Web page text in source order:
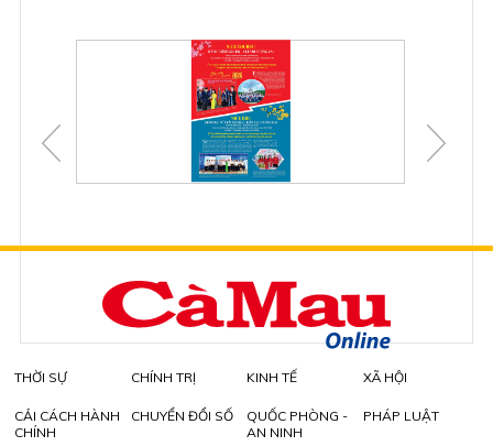
THỜI SỰ CHÍNH TRỊ KINH TẾ XÃ HỘI
CẢI CÁCH HÀNH
CHÍNH
CHUYỂN ĐỔI SỐ
QUỐC PHÒNG -
AN NINH
PHÁP LUẬT